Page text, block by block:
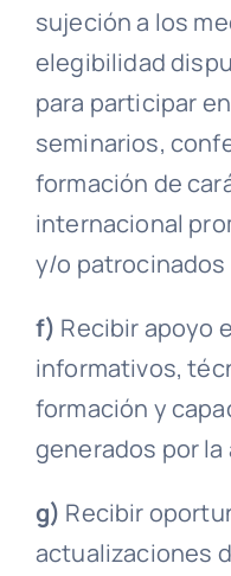
sujeción a los
elegibilidad
para participar
seminarios,
formación de
internacional
y/o patrocinados
f) Recibir apoyo
informativos,
formación y
generados por
g) Recibir
actualizaciones